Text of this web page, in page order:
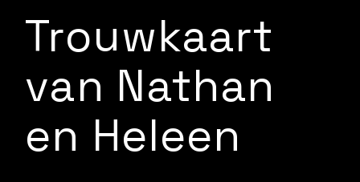
Trouwkaart
van Nathan
en Heleen